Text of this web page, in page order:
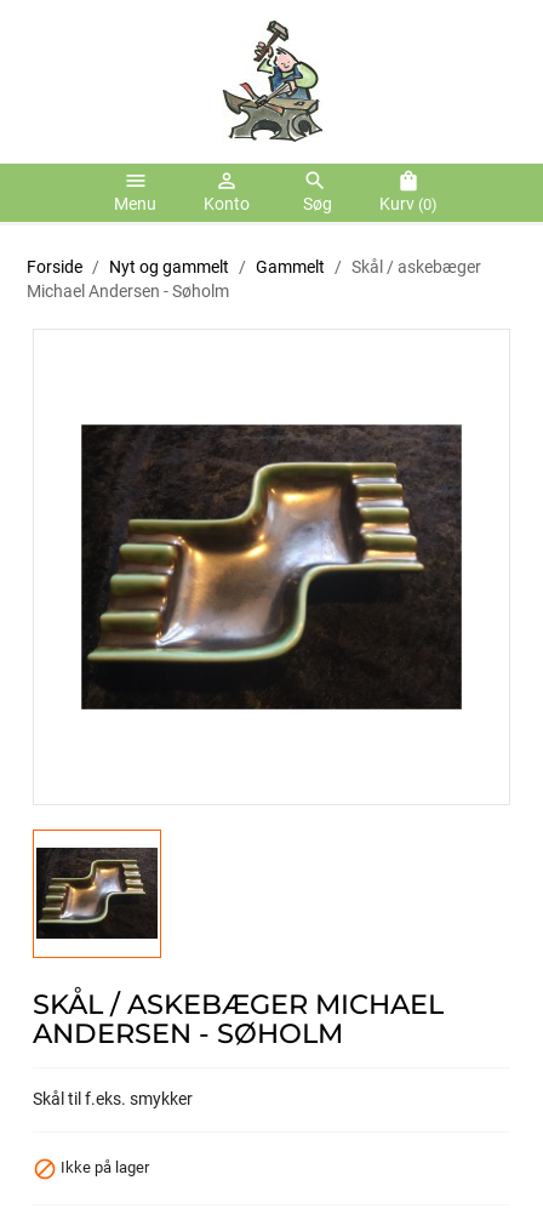
menu
Menu
person_outline
Konto
search
Søg
shopping_bag
Kurv (0)
Forside Nyt og gammelt Gammelt
Skål / askebæger
Michael Andersen - Søholm
SKÅL / ASKEBÆGER MICHAEL
ANDERSEN - SØHOLM
Skål til f.eks. smykker
 Ikke på lager